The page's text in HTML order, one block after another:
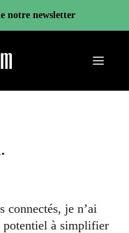
notre newsletter
Menu
connectés, je n’ai
potentiel à simplifier